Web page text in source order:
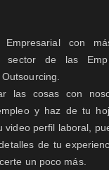
Empresarial con
sector de las
las cosas con
y haz de tu
video perfil laboral,
de tu
un poco más.